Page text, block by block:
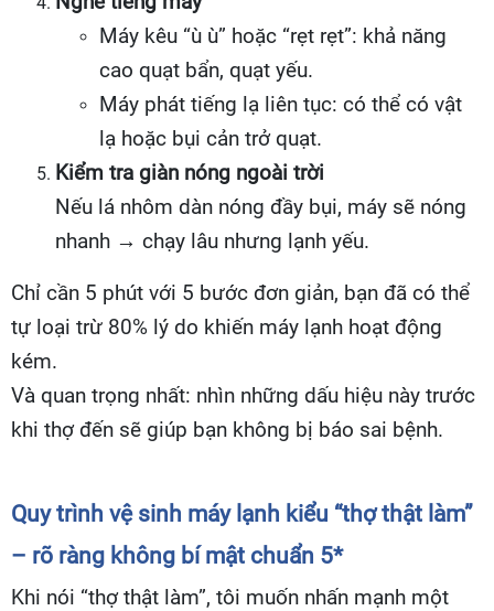
Máy kêu “ù ù” hoặc “rẹt rẹt”: khả năng
cao quạt bẩn, quạt yếu.
Máy phát tiếng lạ liên tục: có thể có vật
lạ hoặc bụi cản trở quạt.
Kiểm tra giàn nóng ngoài trời
Nếu lá nhôm dàn nóng đầy bụi, máy sẽ nóng
nhanh → chạy lâu nhưng lạnh yếu.
Chỉ cần 5 phút với 5 bước đơn giản, bạn đã có thể
tự loại trừ 80% lý do khiến máy lạnh hoạt động
kém.
Và quan trọng nhất: nhìn những dấu hiệu này trước
khi thợ đến sẽ giúp bạn không bị báo sai bệnh.
Quy trình vệ sinh máy lạnh kiểu “thợ thật làm”
– rõ ràng không bí mật chuẩn 5*
Khi nói “thợ thật làm”, tôi muốn nhấn mạnh một